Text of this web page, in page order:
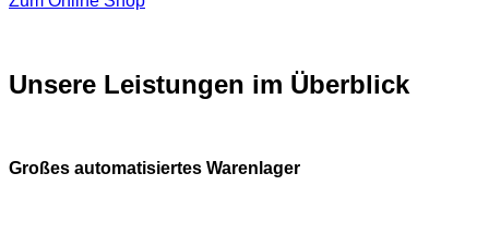
Unsere Leistungen im Überblick
Großes automatisiertes Warenlager